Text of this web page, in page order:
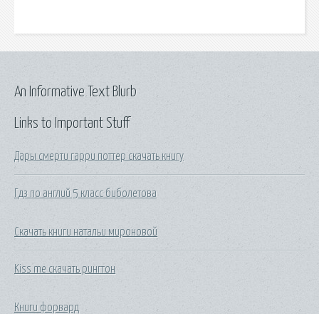
Links to Important Stuff
Дары смерти гарри поттер скачать книгу
Гдз по англий 5 класс биболетова
Скачать книги натальи мироновой
Kiss me скачать рингтон
Книги форвард
An Informative Text Blurb